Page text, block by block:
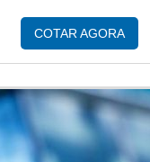
COTAR AGORA